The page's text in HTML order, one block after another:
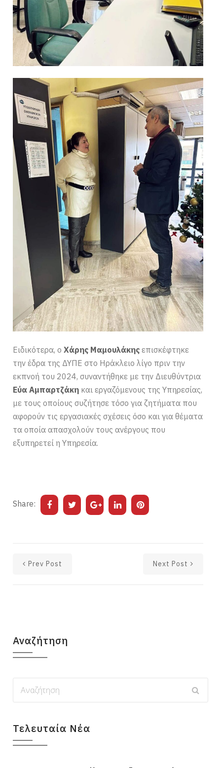
Ειδικότερα, οΧάρης Μαμουλάκης επισκέφτηκε
την έδρα της ΔΥΠΕ στο Ηράκλειο λίγο πριν την
εκπνοή του 2024, συναντήθηκε με την Διευθύντρια
Εύα Αμπαρτζάκη και εργαζόμενους της Υπηρεσίας,
με τους οποίους συζήτησε τόσο για ζητήματα που
αφορούν τις εργασιακές σχέσεις όσο και για θέματα
τα οποία απασχολούν τους ανέργους που
εξυπηρετεί η Υπηρεσία.
Share:
Prev Post Next Post
Αναζήτηση
Τελευταία Νέα